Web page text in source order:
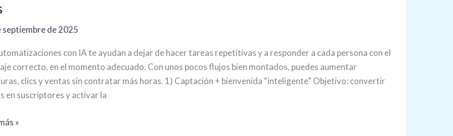
septiembre de 2025
con IA te ayudan a dejar de hacer tareas repetitivas y a responder a cada persona con el
correcto, en el momento adecuado. Con unos pocos flujos bien montados, puedes aumentar
clics y ventas sin contratar más horas. 1) Captación + bienvenida “inteligente” Objetivo: convertir
en suscriptores y activar la
»